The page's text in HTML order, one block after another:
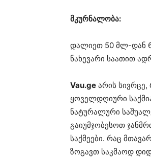
მკურნალობა:
დალიეთ 50 მლ-დან
ნახევარი საათით
Vau.ge არის
ყოველდღიური
ნატურალური
გაიუმჯობესოთ
საქმეები. რაც
ზოგავთ საკმაოდ